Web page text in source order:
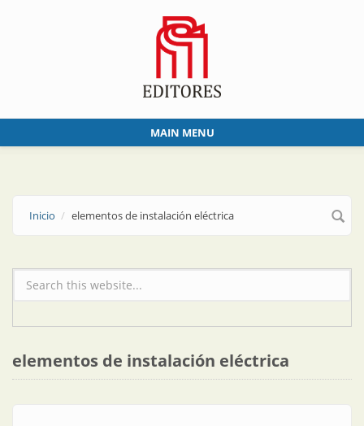
MAIN MENU
Inicio elementos de instalación eléctrica
Formulario de búsqueda
elementos de instalación eléctrica